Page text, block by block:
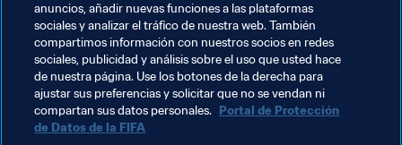
Temas relacionados
anuncios, añadir nuevas funciones a las plataformas
sociales y analizar el tráfico de nuestra web. También
compartimos información con nuestros socios en redes
sociales, publicidad y análisis sobre el uso que usted hace
de nuestra página. Use los botones de la derecha para
ajustar sus preferencias y solicitar que no se vendan ni
compartan sus datos personales. Portal de Protección
de Datos de la FIFA